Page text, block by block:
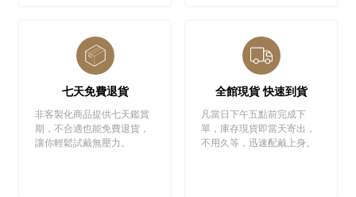
七天免費退貨
非客製化商品提供七天鑑賞
期，不合適也能免費退貨，
讓你輕鬆試戴無壓力。
全館現貨 快速到貨
凡當日下午五點前完成下
單，庫存現貨即當天寄出，
不用久等，迅速配戴上身。